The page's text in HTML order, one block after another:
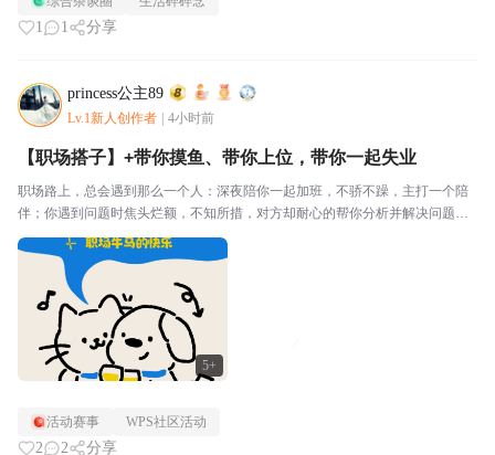
1 1 分享
princess公主89
Lv.1新人创作者 4小时前
5+
【职场搭子】+带你摸鱼、带你上位，带你一起失业
职场路上，总会遇到那么一个人：深夜陪你一起加班，不骄不躁，主打一个陪
伴；你遇到问题时焦头烂额，不知所措，对方却耐心的帮你分析并解决问题，
情绪价值拉满；一起见证彼此的成长，一起经历青涩到从容，最后一起逃离职
场。和花花同学在职场中很快能打成一片，终究是因为距离...
活动赛事 WPS社区活动
2 2 分享